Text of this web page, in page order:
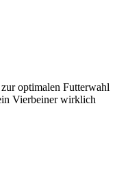
optimalen Futterwahl
Vierbeiner wirklich